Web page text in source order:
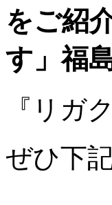
をご紹
す」福
『リガ
ぜひ下